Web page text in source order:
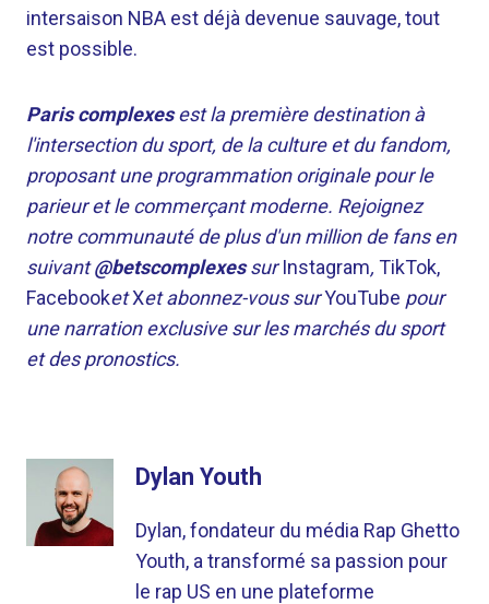
intersaison NBA est déjà devenue sauvage, tout
est possible.
Paris complexesest la première destination à
l'intersection du sport, de la culture et du fandom,
proposant une programmation originale pour le
parieur et le commerçant moderne. Rejoignez
notre communauté de plus d'un million de fans en
suivant@betscomplexessurInstagram, TikTok,
FacebooketXet abonnez-vous surYouTube pour
une narration exclusive sur les marchés du sport
et des pronostics.
Dylan Youth
Dylan, fondateur du média Rap Ghetto
Youth, a transformé sa passion pour
le rap US en une plateforme